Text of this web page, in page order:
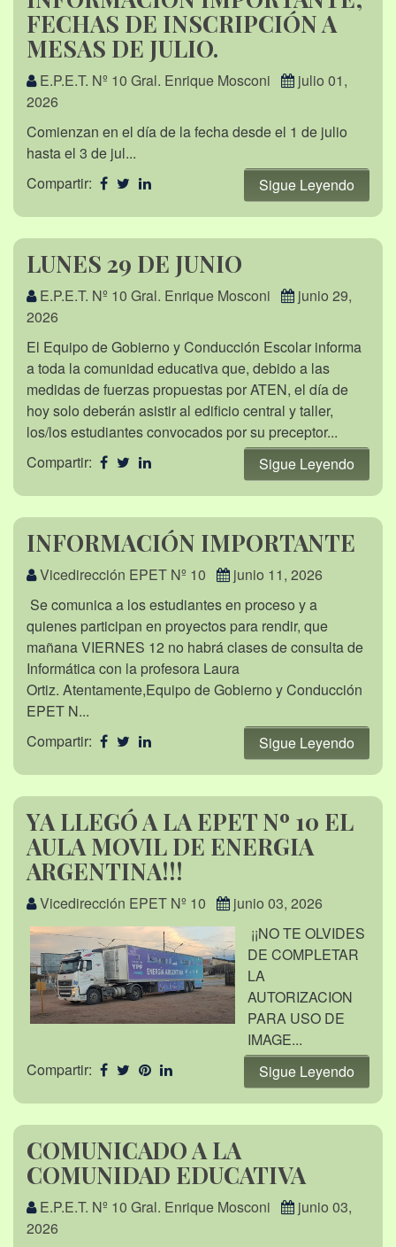
FECHAS DE INSCRIPCIÓN A
MESAS DE JULIO.
E.P.E.T. Nº 10 Gral. Enrique Mosconi
julio 01,
2026
Comienzan en el día de la fecha desde el 1 de julio
hasta el 3 de jul...
Compartir:
Sigue Leyendo
LUNES 29 DE JUNIO
E.P.E.T. Nº 10 Gral. Enrique Mosconi
junio 29,
2026
El Equipo de Gobierno y Conducción Escolar informa
a toda la comunidad educativa que, debido a las
medidas de fuerzas propuestas por ATEN, el día de
hoy solo deberán asistir al edificio central y taller,
los/los estudiantes convocados por su preceptor...
Compartir:
Sigue Leyendo
INFORMACIÓN IMPORTANTE
Vicedirección EPET Nº 10
junio 11, 2026
Se comunica a los estudiantes en proceso y a
quienes participan en proyectos para rendir, que
mañana VIERNES 12 no habrá clases de consulta de
Informática con la profesora Laura
Ortiz. Atentamente,Equipo de Gobierno y Conducción
EPET N...
Compartir:
Sigue Leyendo
YA LLEGÓ A LA EPET Nº 10 EL
AULA MOVIL DE ENERGIA
ARGENTINA!!!
Vicedirección EPET Nº 10
junio 03, 2026
¡¡NO TE OLVIDES
DE COMPLETAR
LA
AUTORIZACION
PARA USO DE
IMAGE...
Compartir:
Sigue Leyendo
COMUNICADO A LA
COMUNIDAD EDUCATIVA
E.P.E.T. Nº 10 Gral. Enrique Mosconi
junio 03,
2026